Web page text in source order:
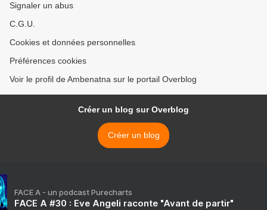
Signaler un abus
C.G.U.
Cookies et données personnelles
Préférences cookies
Voir le profil de Ambenatna sur le portail Overblog
Créer un blog sur Overblog
Créer un blog
FACE A - un podcast Purecharts
FACE A #30 : Eve Angeli raconte "Avant de partir"